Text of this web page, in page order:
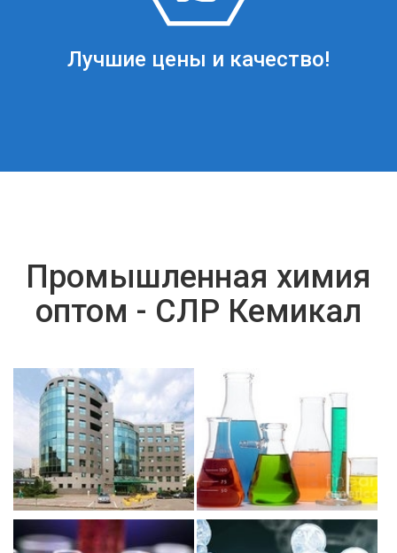
Лучшие цены и качество!
Промышленная химия
оптом - СЛР Кемикал